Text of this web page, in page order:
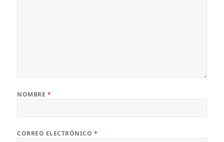
NOMBRE *
CORREO ELECTRÓNICO *